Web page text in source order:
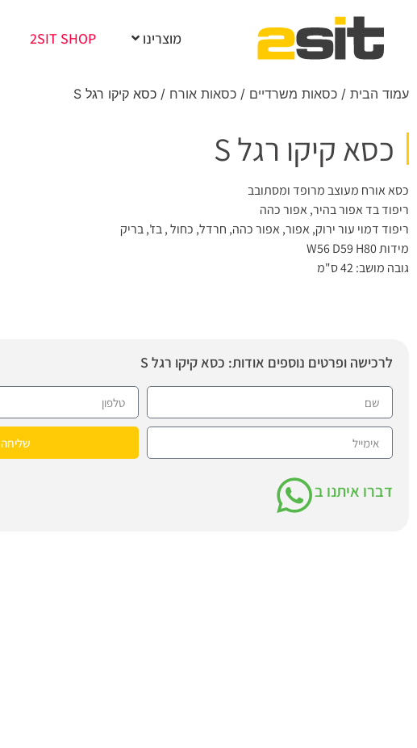
מוצרינו 2SIT SHOP
עמוד הבית / כסאות משרדיים / כסאות אורח / כסא קיקו רגל S
כסא קיקו רגל S
כסא אורח מעוצב מרופד ומסתובב
ריפוד בד אפור בהיר, אפור כהה
ריפוד דמוי עור ירוק, אפור, אפור כהה, חרדל, כחול , בז', בריק
מידות W56 D59 H80
גובה מושב: 42 ס"מ
לרכישה ופרטים נוספים אודות: כסא קיקו רגל S
שליחה
דברו איתנו ב